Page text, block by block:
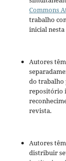
Commons
trabalho
inicial
Autores
do trabalho
repositório
revista.
Autores
distribuir